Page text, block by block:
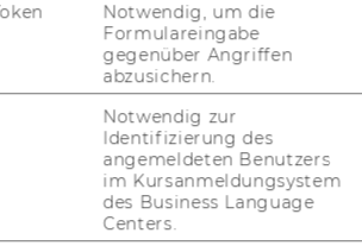
Notwendig, um die
Formulareingabe
gegenüber Angriffen
abzusichern.
Notwendig zur
Identifizierung des
angemeldeten Benutzers
im Kursanmeldungsystem
des Business Language
Centers.